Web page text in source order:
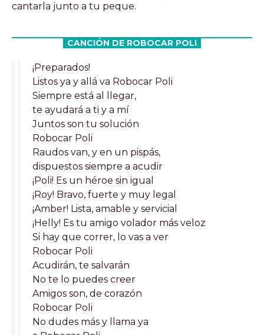
cantarla junto a tu peque.
CANCIÓN DE ROBOCAR POLI
¡Preparados!
Listos ya y allá va Robocar Poli
Siempre está al llegar,
te ayudará a ti y a mí
Juntos son tu solución
Robocar Poli
Raudos van, y en un pispás,
dispuestos siempre a acudir
¡Poli! Es un héroe sin igual
¡Roy! Bravo, fuerte y muy legal
¡Amber! Lista, amable y servicial
¡Helly! Es tu amigo volador más veloz
Si hay que correr, lo vas a ver
Robocar Poli
Acudirán, te salvarán
No te lo puedes creer
Amigos son, de corazón
Robocar Poli
No dudes más y llama ya